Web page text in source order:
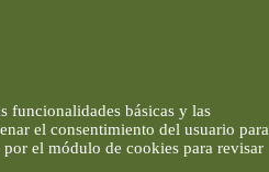
funcionalidades básicas y las
el consentimiento del usuario para
el módulo de cookies para revisar